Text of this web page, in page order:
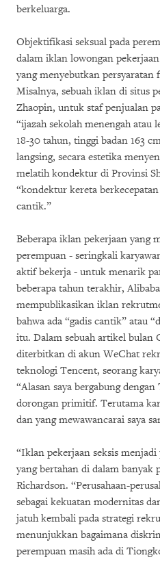
berkeluarga.
Objektifikasi seksual pada
dalam iklan lowongan
yang menyebutkan persyaratan
Misalnya, sebuah iklan di situs
Zhaopin, untuk staf penjualan
“ijazah sekolah menengah atau
18-30 tahun, tinggi badan 163
langsing, secara estetika
melatih kondektur di Provinsi
“kondektur kereta
cantik.”
Beberapa iklan pekerjaan yang
perempuan - seringkali
aktif bekerja - untuk menarik
beberapa tahun terakhir,
mempublikasikan iklan
bahwa ada “gadis cantik” atau
itu. Dalam sebuah artikel bulan
diterbitkan di akun WeChat
teknologi Tencent, seorang
“Alasan saya bergabung
dorongan primitif. Terutama
dan yang mewawancarai saya
“Iklan pekerjaan seksis
yang bertahan di dalam banyak
Richardson. “Perusahaan-
sebagai kekuatan modernitas
jatuh kembali pada strategi
menunjukkan bagaimana
perempuan masih ada di